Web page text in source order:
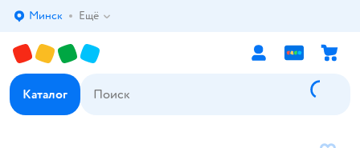
Выбор адреса доставки.
Минск Ещё
Каталог